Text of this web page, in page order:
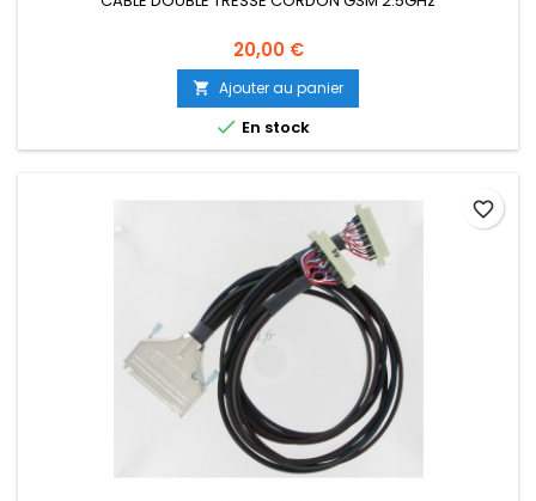
20,00 €
 Ajouter au panier
 En stock
favorite_border